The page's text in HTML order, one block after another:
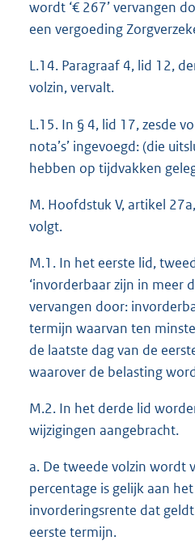
wordt ‘€ 267’ vervangen
een vergoeding
L.14. Paragraaf 4, lid 12,
volzin, vervalt.
L.15. In § 4, lid 17, zesde
nota’s’ ingevoegd: (die
hebben op tijdvakken
M. Hoofdstuk V, artikel
volgt.
M.1. In het eerste lid,
‘invorderbaar zijn in meer
vervangen door:
termijn waarvan ten
de laatste dag van de
waarover de belasting
M.2. In het derde lid
wijzigingen aangebracht.
a. De tweede volzin wordt
percentage is gelijk aan
invorderingsrente dat
eerste termijn.